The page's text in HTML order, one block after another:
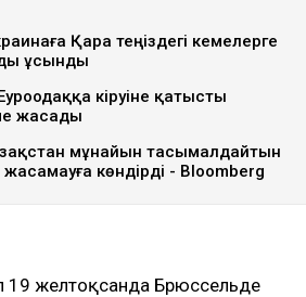
Қара теңіздегі кемелерге
ұсынды
кіруіне қатысты
жасады
мұнайын тасымалдайтын
көндірді - Bloomberg
19 желтоқсанда Брюссельде